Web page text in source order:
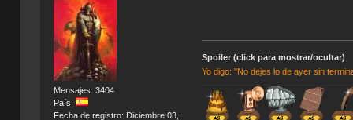
Mensajes: 3404
País:
Fecha de registro: Diciembre 03,
Spoiler (click para mostrar/ocultar)
Yo digo: "No dejes lo de ayer sin